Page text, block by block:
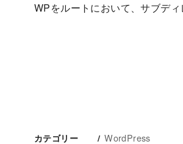
WPをルートにおいて、サブデ
カテゴリー WordPress